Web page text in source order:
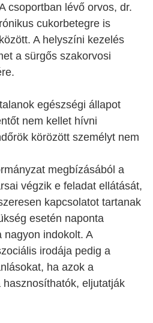
csoportban lévő orvos, dr.
cukorbetegre is
A helyszíni kezelés
a sürgős szakorvosi
egészségi állapot
nem kellet hívni
körözött személyt nem
megbízásából a
végzik e feladat ellátását,
kapcsolatot tartanak
esetén naponta
nagyon indokolt. A
irodája pedig a
ha azok a
eljutatják